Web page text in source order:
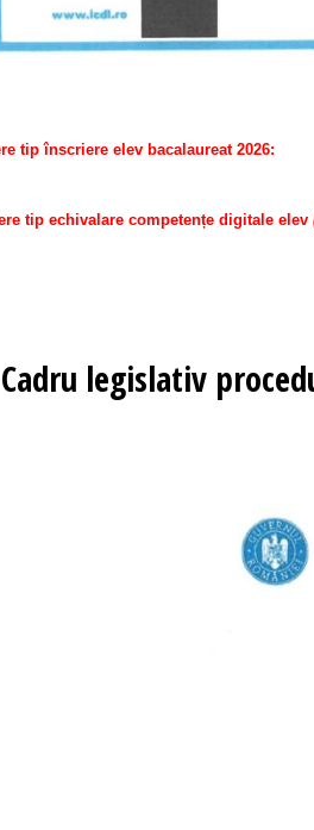
tip înscriere elev bacalaureat 2026:
tip echivalare competențe digitale elev
legislativ